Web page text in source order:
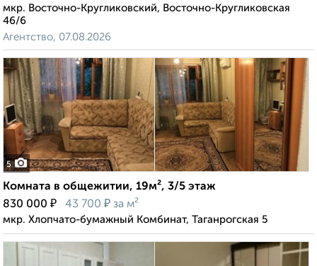
мкр. Восточно-Кругликовский, Восточно-Кругликовская
46/6
Агентство, 07.08.2026
5
Комната в общежитии, 19м², 3/5 этаж
830 000 ₽ 43 700 ₽ за м²
мкр. Хлопчато-бумажный Комбинат, Таганрогская 5